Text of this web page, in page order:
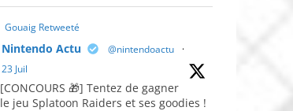
Gouaig Retweeté
Nintendo Actu @nintendoactu
·
23 Juil
[CONCOURS 🎁] Tentez de gagner
le jeu Splatoon Raiders et ses goodies !